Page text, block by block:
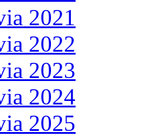
2021
2022
2023
2024
2025